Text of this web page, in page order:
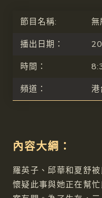
節目名稱:
播出日期：
時間：
頻道：
港
內容大綱：
羅英子、邱華和夏舒
懷疑此事與她正在幫